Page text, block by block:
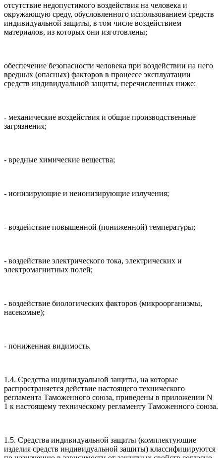
отсутствие недопустимого воздействия на человека и
окружающую среду, обусловленного использованием средств
индивидуальной защиты, в том числе воздействием
материалов, из которых они изготовлены;
обеспечение безопасности человека при воздействии на него
вредных (опасных) факторов в процессе эксплуатации
средств индивидуальной защиты, перечисленных ниже:
- механические воздействия и общие производственные
загрязнения;
- вредные химические вещества;
- ионизирующие и неионизирующие излучения;
- воздействие повышенной (пониженной) температуры;
- воздействие электрического тока, электрических и
электромагнитных полей;
- воздействие биологических факторов (микроорганизмы,
насекомые);
- пониженная видимость.
1.4. Средства индивидуальной защиты, на которые
распространяется действие настоящего технического
регламента Таможенного союза, приведены в приложении N
1 к настоящему техническому регламенту Таможенного союза.
1.5. Средства индивидуальной защиты (комплектующие
изделия средств индивидуальной защиты) классифицируются